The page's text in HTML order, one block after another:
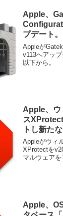
Apple、
プデート。
Appleが
v113へアッ
以下から。
Apple、ウ
ス
トし新た
ク。
Appleがウィ
XProtectを
マルウェア
Apple、